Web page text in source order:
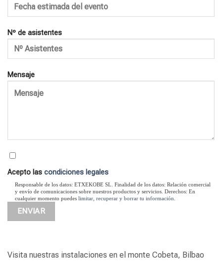
Nº de asistentes
Mensaje
Acepto las condiciones legales
Responsable de los datos: ETXEKOBE SL. Finalidad de los datos: Relación comercial
y envío de comunicaciones sobre nuestros productos y servicios. Derechos: En
cualquier momento puedes limitar, recuperar y borrar tu información.
Visita nuestras instalaciones en el monte Cobeta, Bilbao